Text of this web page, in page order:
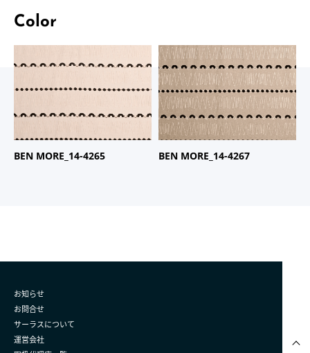
Color
商品名：BEN MORE
BEN MORE_14-4265
商品名：BEN MORE
品番：14-4267
BEN MORE_14-4267
お知らせ
お問合せ
サーラスについて
運営会社